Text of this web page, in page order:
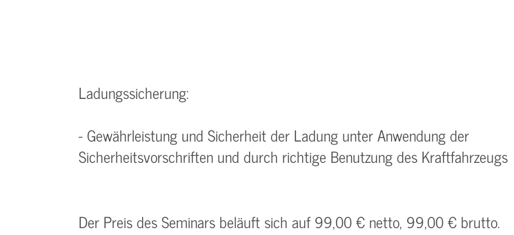
Ladungssicherung:
- Gewährleistung und Sicherheit der Ladung unter Anwendung der
Sicherheitsvorschriften und durch richtige Benutzung des Kraftfahrzeugs
Der Preis des Seminars beläuft sich auf 99,00 € netto, 99,00 € brutto.